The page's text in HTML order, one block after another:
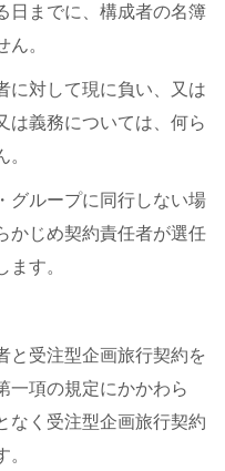
までに、構成者の名簿
。
対して現に負い、又は
は義務については、何ら
ループに同行しない場
かじめ契約責任者が選任
す。
受注型企画旅行契約を
一項の規定にかかわら
なく受注型企画旅行契約